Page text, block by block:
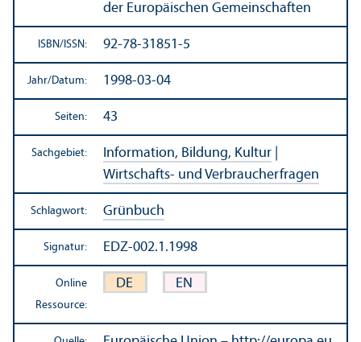
der Europäischen Gemeinschaften
ISBN/ISSN: 92-78-31851-5
Jahr/Datum: 1998-03-04
Seiten: 43
Sachgebiet: Information, Bildung, Kultur
Wirtschafts- und Verbraucherfragen
Schlagwort: Grünbuch
Signatur: EDZ-002.1.1998
Online
Ressource:
DE EN